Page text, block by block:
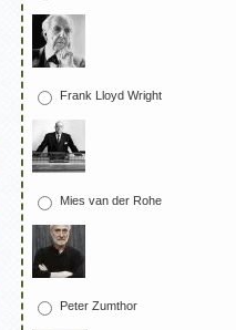
Frank Lloyd Wright
Mies van der Rohe
Peter Zumthor